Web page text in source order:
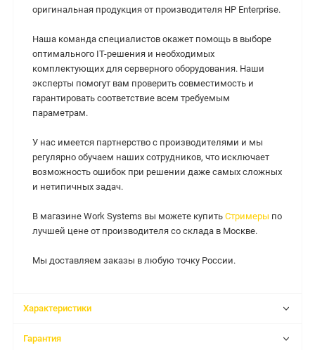
оригинальная продукция от производителя HP Enterprise.
Наша команда специалистов окажет помощь в выборе
оптимального IT-решения и необходимых
комплектующих для серверного оборудования. Наши
эксперты помогут вам проверить совместимость и
гарантировать соответствие всем требуемым
параметрам.
У нас имеется партнерство с производителями и мы
регулярно обучаем наших сотрудников, что исключает
возможность ошибок при решении даже самых сложных
и нетипичных задач.
В магазине Work Systems вы можете купить Стримеры по
лучшей цене от производителя со склада в Москве.
Мы доставляем заказы в любую точку России.
Характеристики
Гарантия